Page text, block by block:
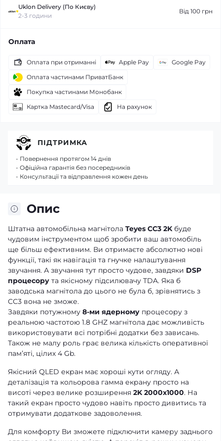
Uklon Delivery (По Києву)
2-3 години
Від 100 грн
Оплата
Оплата при отриманні Apple Pay
Google Pay
Оплата частинами ПриватБанк
Покупка частинами Монобанк
Картка Mastecard/Visa
На рахунок
Опис
Штатна автомобільна магнітола Teyes CC3 2Kбуде
чудовим інструментом щоб зробити ваш автомобіль
ще більш ефективним. Ви отримаєте абсолютно нові
функції, такі як навігація та гнучке налаштування
звучання. А звучання тут просто чудове, завдяки DSP
процесору та якісному підсилювачу TDA. Яка б
заводська магнітола до цього не була б, зрівнятись з
CC3 вона не зможе.
Завдяки потужному 8-ми ядерному процесору з
реальною частотою 1.8 GHZ магнітола дає можливість
використовувати всі потрібні додатки без зависань.
Також не малу роль грає велика кількість оперативної
памʼяті, цілих 4 Gb.
Якісний QLED екран має хороші кути огляду. А
деталізація та кольорова гамма екрану просто на
висоті через велике розширення 2K 2000x1000. На
такий екран просто чудово навіть просто дивитись та
отримувати додаткове задоволення.
Для комфорту Ви зможете підключити камеру заднього
ПІДТРИМКА
- Повернення протягом 14 днів
- Офіційна гарантія без посередників
- Консультації та відправлення кожен день